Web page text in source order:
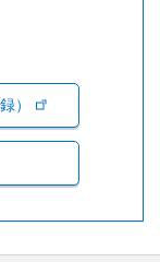
）